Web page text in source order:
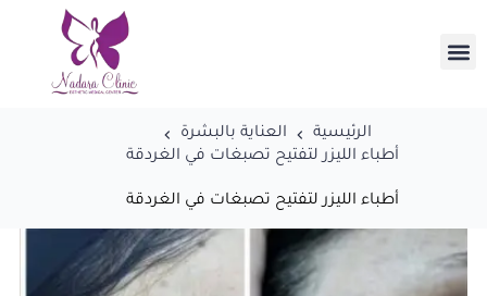
الرئيسية
العناية بالبشرة
أطباء الليزر لتفتيح تصبغات في الغردقة
أطباء الليزر لتفتيح تصبغات في الغردقة